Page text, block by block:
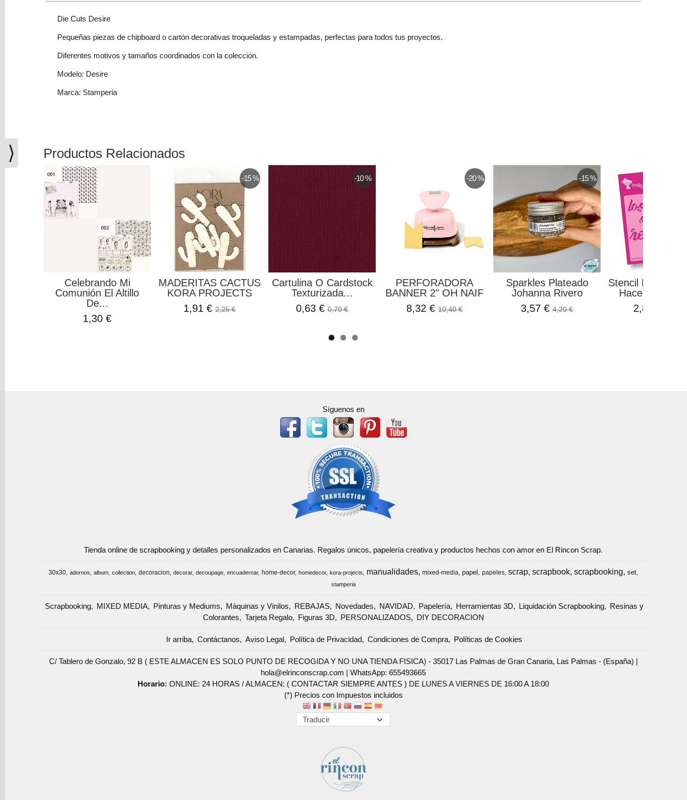
Marcas
compra
está
vacío
Die Cuts Desire
Pequeñas piezas de chipboard o cartón decorativas troqueladas y estampadas, perfectas para todos tus proyectos.
Diferentes motivos y tamaños coordinados con la colección.
Modelo: Desire
Marca: Stamperia
Productos Relacionados
Celebrando Mi
Comunión El Altillo
De...
1,30 €
-15 %
MADERITAS CACTUS
KORA PROJECTS
1,91 €2,25 €
-10 %
Cartulina O Cardstock
Texturizada...
0,63 €0,70 €
-20 %
PERFORADORA
BANNER 2" OH NAIF
8,32 €10,40 €
-15 %
Sparkles Plateado
Johanna Rivero
3,57 €4,20 €
Stencil Los
Hacen
2,80 €
Síguenos en
Tienda online de scrapbooking y detalles personalizados en Canarias. Regalos únicos, papelería creativa y productos hechos con amor en El Rincon Scrap.
30x30 adornos album collection decoracion decorar decoupage encuadernar home-decor homedecor kora-projects manualidades mixed-media papel papeles scrap scrapbook scrapbooking set
stamperia
Scrapbooking MIXED MEDIA Pinturas y Mediums Máquinas y Vinilos REBAJAS Novedades NAVIDAD Papelería Herramientas 3D Liquidación Scrapbooking
Resinas y
Colorantes
Tarjeta Regalo Figuras 3D PERSONALIZADOS DIY DECORACION
Ir arriba Contáctanos Aviso Legal Política de Privacidad Condiciones de Compra Políticas de Cookies
C/ Tablero de Gonzalo, 92 B ( ESTE ALMACEN ES SOLO PUNTO DE RECOGIDA Y NO UNA TIENDA FISICA) - 35017 Las Palmas de Gran Canaria, Las Palmas - (España) |
hola@elrinconscrap.com |WhatsApp: 655493665
Horario:ONLINE: 24 HORAS / ALMACEN: ( CONTACTAR SIEMPRE ANTES ) DE LUNES A VIERNES DE 16:00 A 18:00
(*) Precios con Impuestos incluidos
⟩